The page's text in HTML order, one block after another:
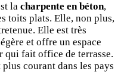
la charpente en béton,
toits plats. Elle, non plus,
Elle est très
et offre un espace
qui fait office de terrasse.
courant dans les pays